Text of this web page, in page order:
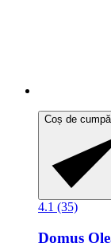
Coș de
4.1 (35)
Domus